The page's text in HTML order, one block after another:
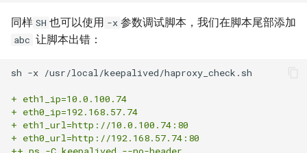
如何添加 php-imap扩展模
如何设置 Tomcat容器JVM内
存？
如何自定义 Nodejs 镜像？
如何使用 NPM 安装 VUE 框
架?
Nodejs 使用国内 NPM镜像站
Nodejs 包管理器 NPM
mpstat 命令
Kubernetes 实战-网络策略
Kubernetes 实战-SVC服务
Kubernetes 实战-机密数据
Kubernetes 实战-数据卷
XenServer 虚拟机无法安装系
统
XenServer 7.0
XenServer 设置虚拟机网络带
宽
Nginx if与set指令
Nginx 与 X-Forwarded-For
Nginx 配置泛域名
NFS故障对Nginx服务器的影
Postgresql 客户端 psql
Mysql容器设置sql_mode模
式
Mysql 从文本文件导入数据
keepassx
Ubuntu Grub2没有Windows引
导菜单
Ubuntu 查看内存硬件信息
Cisco Command rejected not
使用 wireshark 对比 https 与
http 协议
Cisco 交换机不能配置trunk模
Harbor 仓库自动复制镜像
Harbor Send email failed:501
用Harbor实现容器镜像仓库的
管理和运维
Zabbix 配置macro变量
Haproxy 状态统计脚本
Haproxy 配置统计 Socket
使用git完成程序上线流程
Git 分布式版本控制系统
git-shell 禁止git用户登陆系统
Sysbench IO基准测试
Rsync 删除海量文件测试
简单RAID磁盘阵列测试
Linux 系统下的磁盘工具
Windows slmgr.vbs 命令
Windows 添加静态路由
Windows 2003 配置ASP环境
Windows systeminfo 命令
Chrome 浏览器 Cookies 插件
Docker漏洞获取宿主机 root权
Docker 远程执行命令漏洞
同样 SH 也可以使用 -x 参数调试脚本，我们在脚本尾部添加
abc 让脚本出错：
sh -x /usr/local/keepalived/haproxy_check.sh
+ eth1_ip=10.0.100.74
+ eth0_ip=192.168.57.74
+ eth1_url=http://10.0.100.74:80
+ eth0_url=http://192.168.57.74:80